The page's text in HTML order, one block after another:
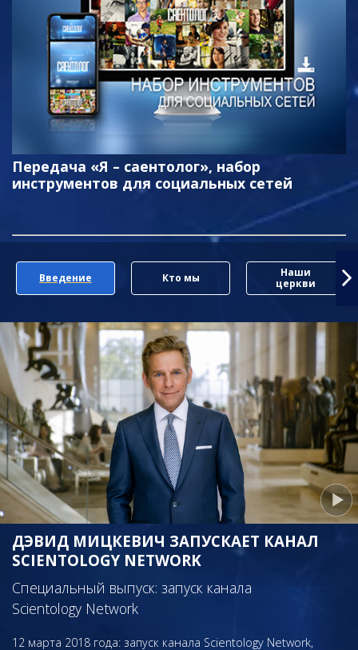
Передача «Я – саентолог», набор
инструментов для социальных сетей
Введение Кто мы
Наши
церкви
ДЭВИД МИЦКЕВИЧ ЗАПУСКАЕТ КАНАЛ
SCIENTOLOGY NETWORK
Специальный выпуск: запуск канала
Scientology Network
12 марта 2018 года: запуск канала Scientology Network,